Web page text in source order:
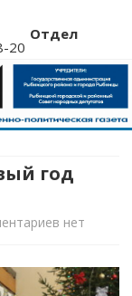
Отдел
20
год
к
Ёлка
нет